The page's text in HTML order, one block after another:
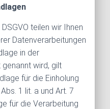
teilen wir Ihnen
Datenverarbeitungen
in der
wird, gilt
für die Einholung
1 lit. a und Art. 7
für die Verarbeitung